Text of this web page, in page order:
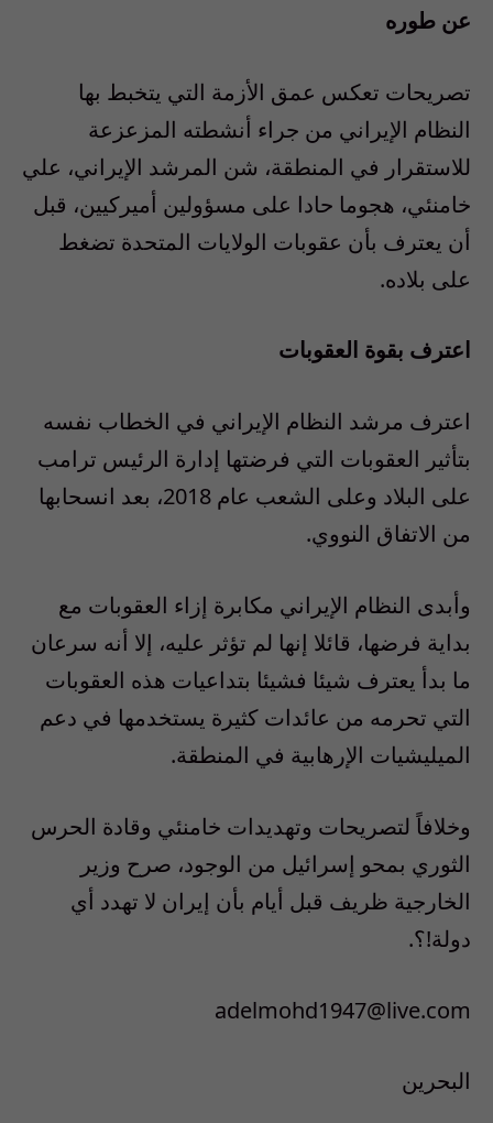
عن طوره
تصريحات تعكس عمق الأزمة التي يتخبط بها
النظام الإيراني من جراء أنشطته المزعزعة
للاستقرار في المنطقة، شن المرشد الإيراني، علي
خامنئي، هجوما حادا على مسؤولين أميركيين، قبل
أن يعترف بأن عقوبات الولايات المتحدة تضغط
على بلاده.
اعترف بقوة العقوبات
اعترف مرشد النظام الإيراني في الخطاب نفسه
بتأثير العقوبات التي فرضتها إدارة الرئيس ترامب
على البلاد وعلى الشعب عام 2018، بعد انسحابها
من الاتفاق النووي.
وأبدى النظام الإيراني مكابرة إزاء العقوبات مع
بداية فرضها، قائلا إنها لم تؤثر عليه، إلا أنه سرعان
ما بدأ يعترف شيئا فشيئا بتداعيات هذه العقوبات
التي تحرمه من عائدات كثيرة يستخدمها في دعم
الميليشيات الإرهابية في المنطقة.
وخلافاً لتصريحات وتهديدات خامنئي وقادة الحرس
الثوري بمحو إسرائيل من الوجود، صرح وزير
الخارجية ظريف قبل أيام بأن إيران لا تهدد أي
دولة!؟.
adelmohd1947@live.com
البحرين